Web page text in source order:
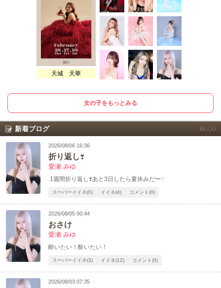
天城 天華
女の子をもっとみる
新着ブログ BLOG
2026/08/06 16:36
折り返し❣️
愛瀬 みゆ
1週間折り返し❣️あと3日したら夏休みだー♡
スーパーイイネ(0) イイネ(4) コメント(0)
2026/08/05 00:44
おさけ
愛瀬 みゆ
酔いたい！酔いたい！
スーパーイイネ(3) イイネ(12) コメント(0)
2026/08/03 07:35